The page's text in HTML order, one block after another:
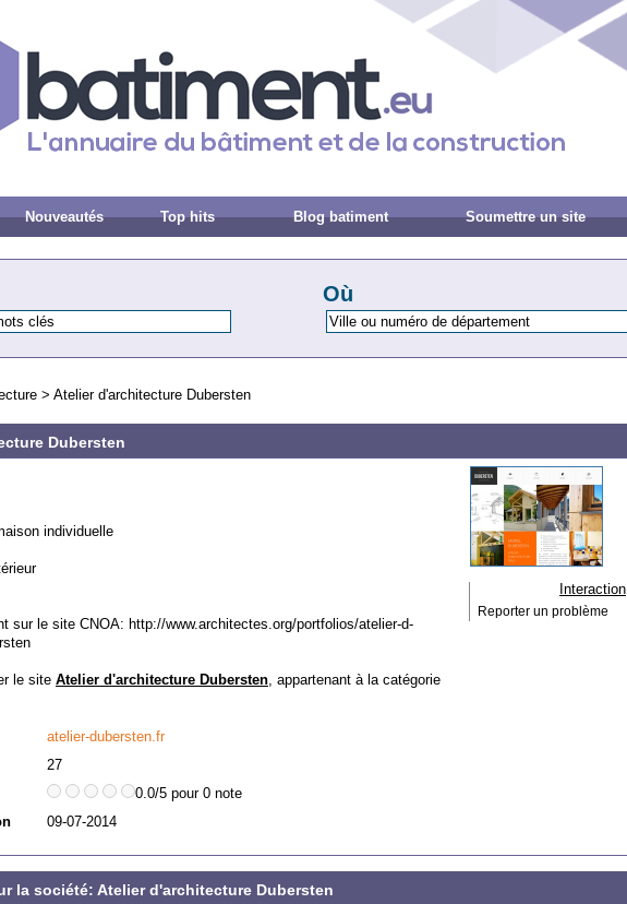
Nouveautés Top hits Blog batiment Soumettre un site
Où
> Atelier d'architecture Dubersten
Dubersten
individuelle
sur le site CNOA: http://www.architectes.org/portfolios/atelier-d-
le site Atelier d'architecture Dubersten, appartenant à la catégorie
atelier-dubersten.fr
27
0.0/5 pour 0 note
09-07-2014
Interaction
Reporter un problème
la société: Atelier d'architecture Dubersten